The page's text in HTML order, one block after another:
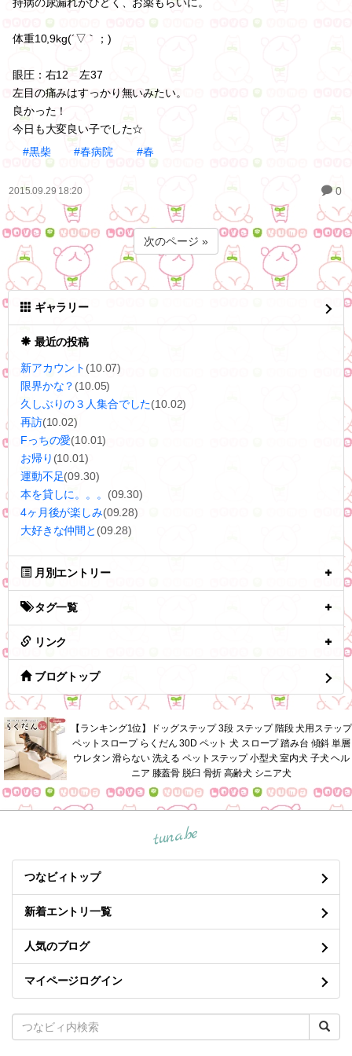
体重10,9kg(´▽｀；)ゞ
眼圧：右12 左37
左目の痛みはすっかり無いみたい。
良かった！
今日も大変良い子でした☆
#黒柴
#春病院 #春
2015.09.29 18:20 0
次のページ »
ギャラリー
最近の投稿
新アカウント (10.07)
限界かな？ (10.05)
久しぶりの３人集合でした(10.02)
再訪(10.02)
Fっちの愛(10.01)
お帰り (10.01)
運動不足(09.30)
本を貸しに。。。 (09.30)
4ヶ月後が楽しみ(09.28)
大好きな仲間と (09.28)
月別エントリー
タグ一覧
リンク
ブログトップ
【ランキング1位】ドッグステップ 3段 ステップ 階段 犬用ステップ
ペットスロープ らくだん 30D ペット 犬 スロープ 踏み台 傾斜 単層
ウレタン 滑らない 洗える ペットステップ 小型犬 室内犬 子犬 ヘル
ニア 膝蓋骨 脱臼 骨折 高齢犬 シニア犬
tuna.be
つなビィトップ
新着エントリ一覧
人気のブログ
マイページログイン